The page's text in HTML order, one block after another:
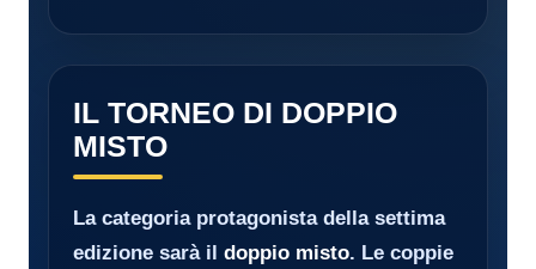
IL TORNEO DI DOPPIO
MISTO
La categoria protagonista della settima
edizione sarà il doppio misto. Le coppie